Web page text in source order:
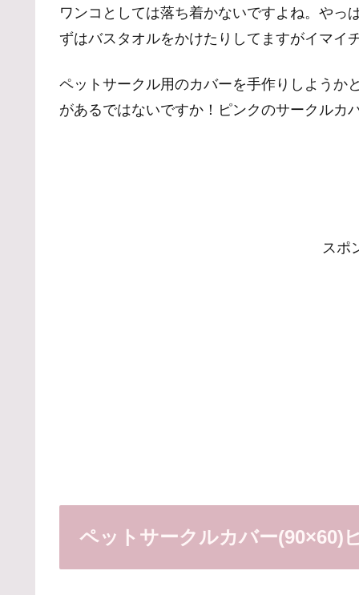
ワンコとしては落ち着かないですよね。やっ
ずはバスタオルをかけたりしてますがイマイ
ペットサークル用のカバーを手作りしようか
があるではないですか！ピンクのサークルカ
スポ
ペットサークルカバー(90×60)